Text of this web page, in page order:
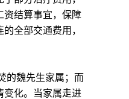
资结算事宜，保障
全部交通费用，
魏先生家属；而
变化。当家属走进